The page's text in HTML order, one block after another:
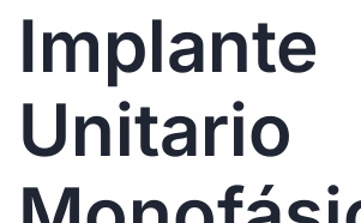
Implante
Unitario